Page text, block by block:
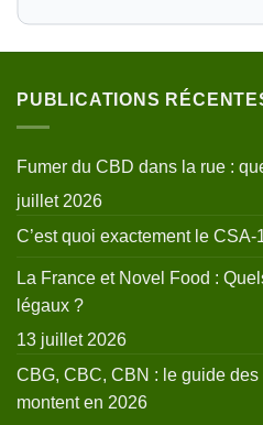
PUBLICATIONS
Fumer du CBD dans la rue :
juillet 2026
C’est quoi exactement le CSA-
La France et Novel Food :
légaux ?
13 juillet 2026
CBG, CBC, CBN : le guide
montent en 2026